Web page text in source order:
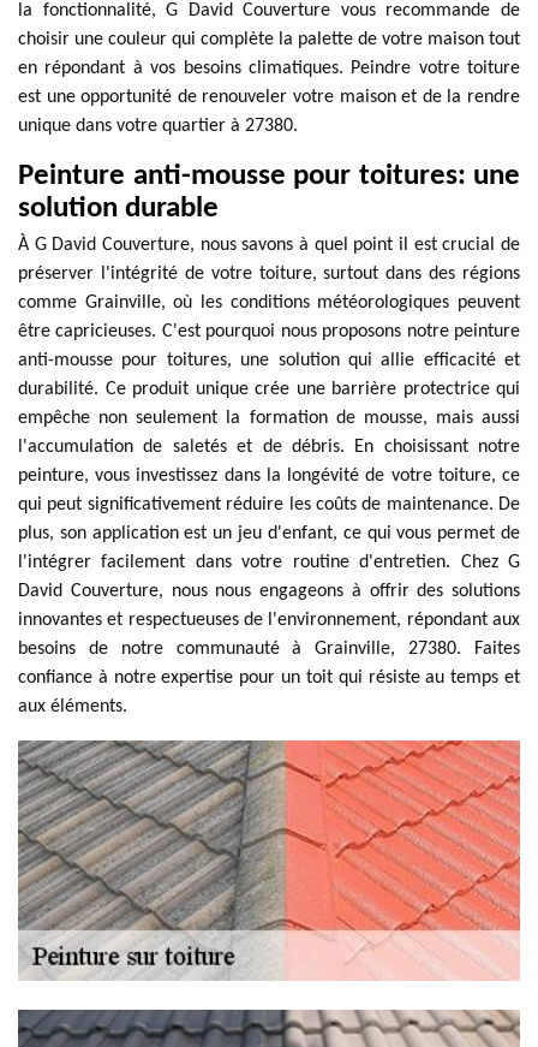
la fonctionnalité, G David Couverture vous recommande de
choisir une couleur qui complète la palette de votre maison tout
en répondant à vos besoins climatiques. Peindre votre toiture
est une opportunité de renouveler votre maison et de la rendre
unique dans votre quartier à 27380.
Peinture anti-mousse pour toitures: une
solution durable
À G David Couverture, nous savons à quel point il est crucial de
préserver l'intégrité de votre toiture, surtout dans des régions
comme Grainville, où les conditions météorologiques peuvent
être capricieuses. C'est pourquoi nous proposons notre peinture
anti-mousse pour toitures, une solution qui allie efficacité et
durabilité. Ce produit unique crée une barrière protectrice qui
empêche non seulement la formation de mousse, mais aussi
l'accumulation de saletés et de débris. En choisissant notre
peinture, vous investissez dans la longévité de votre toiture, ce
qui peut significativement réduire les coûts de maintenance. De
plus, son application est un jeu d'enfant, ce qui vous permet de
l'intégrer facilement dans votre routine d'entretien. Chez G
David Couverture, nous nous engageons à offrir des solutions
innovantes et respectueuses de l'environnement, répondant aux
besoins de notre communauté à Grainville, 27380. Faites
confiance à notre expertise pour un toit qui résiste au temps et
aux éléments.